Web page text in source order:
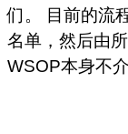
们。 目前的流
名单，然后由
WSOP本身不介